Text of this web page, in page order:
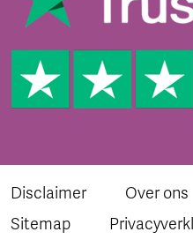
Disclaimer Over ons
Sitemap